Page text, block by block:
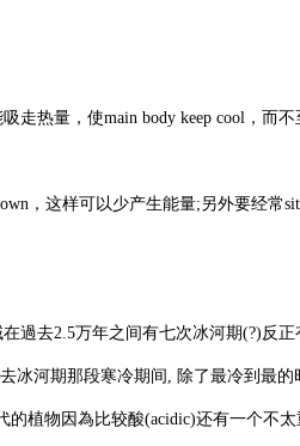
热量，使main body keep cool，而不
这样可以少产生能量;另外要经常sit
過去2.5万年之间有七次冰河期(?)反
冰河期那段寒冷期间, 除了最冷到最
植物因為比较酸(acidic)还有一个不